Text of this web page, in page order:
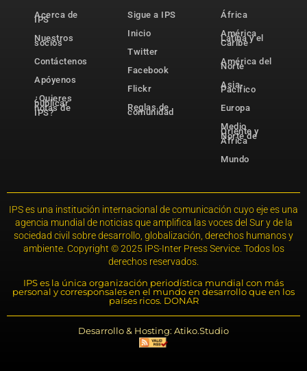
Acerca de
IPS
Nuestros
socios
Contáctenos
Apóyenos
¿Quieres
publicar
notas de
IPS?
Sigue a IPS
Inicio
Twitter
Facebook
Flickr
Reglas de
comunidad
África
América
Latina y el
Caribe
América del
Norte
Asia-
Pacífico
Europa
Medio
Oriente y
Norte de
África
Mundo
IPS es una institución internacional de comunicación cuyo eje es una
agencia mundial de noticias que amplifica las voces del Sur y de la
sociedad civil sobre desarrollo, globalización, derechos humanos y
ambiente. Copyright © 2025 IPS-Inter Press Service. Todos los
derechos reservados.
IPS es la única organización periodística mundial con más
personal y corresponsales en el mundo en desarrollo que en los
países ricos. DONAR
Desarrollo & Hosting: Atiko.Studio